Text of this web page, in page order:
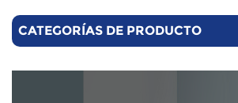
CATEGORÍAS DE PRODUCTO